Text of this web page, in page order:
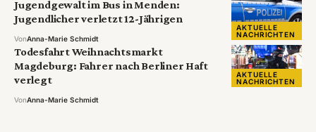
AKTUELLE
NACHRICHTEN
Jugendgewalt im Bus in Menden:
Jugendlicher verletzt 12-Jährigen
VonAnna-Marie Schmidt
AKTUELLE
NACHRICHTEN
Todesfahrt Weihnachtsmarkt
Magdeburg: Fahrer nach Berliner Haft
verlegt
VonAnna-Marie Schmidt